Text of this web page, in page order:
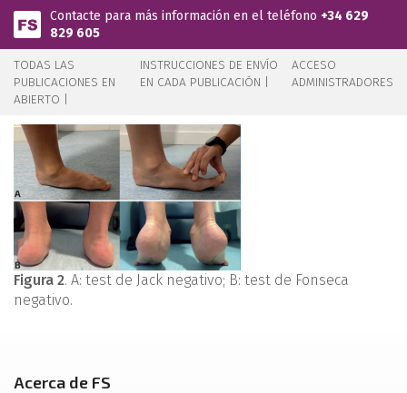
Pasar al contenido principal
Contacte para más información en el teléfono +34 629
829 605
TODAS LAS
PUBLICACIONES EN
ABIERTO |
INSTRUCCIONES DE ENVÍO
EN CADA PUBLICACIÓN |
ACCESO
ADMINISTRADORES
Figura 2. A: test de Jack negativo; B: test de Fonseca
negativo.
Acerca de FS